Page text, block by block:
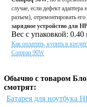
случае, если дефект
разъем), отремонтировать
зарядное устройство для
Вес с упаковкой: 0.40
Как оплатить, купить в
Compaq 90W
Обычно с товаром
смотрят:
Батарея для ноутбука